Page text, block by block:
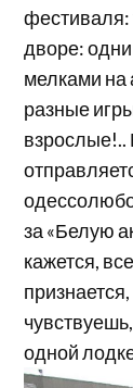
фестиваля:
дворе:
мелками на
разные
взрослые!..
за «Белую
кажется,
одной